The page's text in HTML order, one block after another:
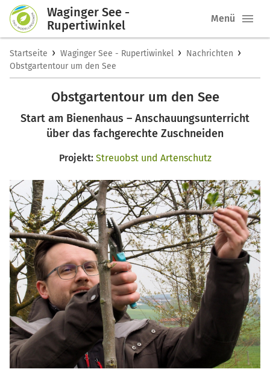
Waginger See -
Rupertiwinkel
Menü
Startseite › Waginger See - Rupertiwinkel › Nachrichten ›
Obstgartentour um den See
Obstgartentour um den See
Start am Bienenhaus – Anschauungsunterricht
über das fachgerechte Zuschneiden
Projekt: Streuobst und Artenschutz